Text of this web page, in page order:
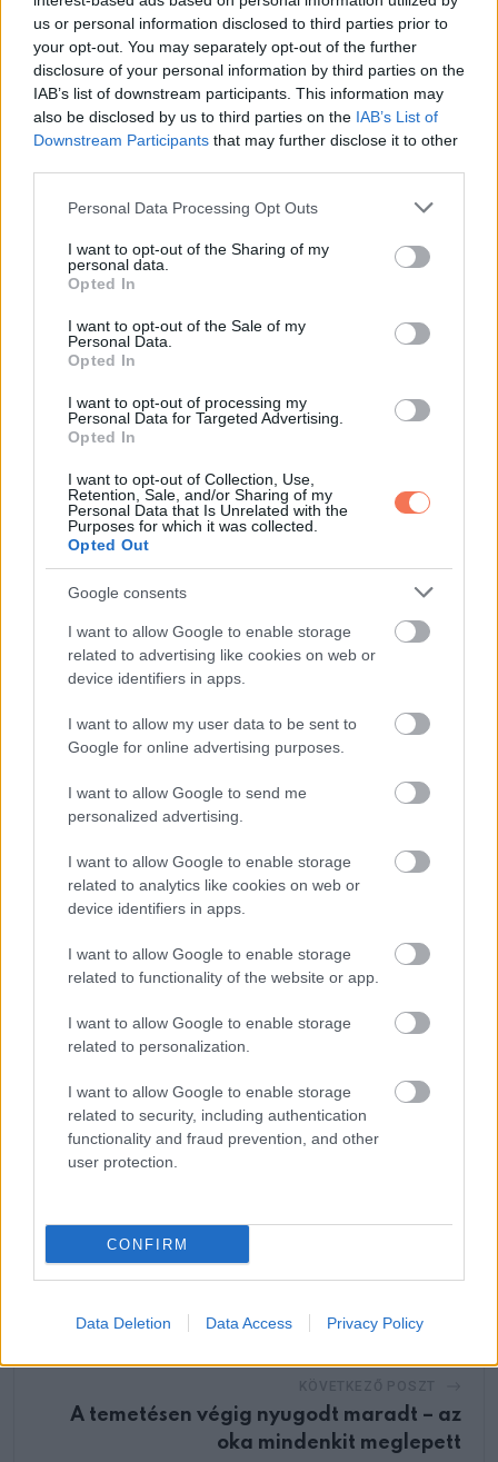
us or personal information disclosed to third parties prior to
your opt-out. You may separately opt-out of the further
disclosure of your personal information by third parties on the
IAB’s list of downstream participants. This information may
also be disclosed by us to third parties on the IAB’s List of
Downstream Participants that may further disclose it to other
Please note that this website/app uses one or more Google
not limited to your visit or usage behaviour. You may click to
grant or deny consent to Google and its third-party tags to
use your data for below specified purposes in below Google
consent section.
Personal Data Processing Opt Outs
I want to opt-out of the Sharing of my
personal data.
Opted In
I want to opt-out of the Sale of my
Personal Data.
Opted In
I want to opt-out of processing my
Personal Data for Targeted Advertising.
Opted In
I want to opt-out of Collection, Use,
Retention, Sale, and/or Sharing of my
Personal Data that Is Unrelated with the
Purposes for which it was collected.
Opted Out
Google consents
I want to allow Google to enable storage
related to advertising like cookies on web or
device identifiers in apps.
I want to allow my user data to be sent to
Google for online advertising purposes.
I want to allow Google to send me
personalized advertising.
I want to allow Google to enable storage
related to analytics like cookies on web or
device identifiers in apps.
I want to allow Google to enable storage
related to functionality of the website or app.
I want to allow Google to enable storage
related to personalization.
I want to allow Google to enable storage
related to security, including authentication
functionality and fraud prevention, and other
user protection.
CONFIRM
Data Deletion Data Access Privacy Policy
Legyen szó személyes tervekről, munkáról vagy egy
szívhez közel álló tevékenységről, az irányt ad a
mindennapoknak. Aki tudja, mi fontos neki, az több
Ez a fajta céltudatosság gyakran erősebben hat, mint
bármilyen külső benyomás.
Ma, amikor a régi szépségideálokat egyre többen
kérdőjelezik meg, a vonzerőről is tágabb kép alakul ki. Már
nem csak a külső számít, hanem az is, mennyire van
összhangban valaki önmagával. Az a nő, aki ismeri magát,
tiszteli a saját útját, és nyitott a fejlődésre, nem veszít a
vonzerejéből az évek során, hanem új formát ad neki.
erősebb és őszintébb lesz. Nem a trendek alakítják, hanem
világnak.
Oszd meg ezt a posztot:
WhatsappRedditShare
ELŐZŐ POSZT
„Diana hercegnőre emlékeztetett”:
4 éves kislányáról, Lilibetről
A temetésen végig nyugodt maradt – az
oka mindenkit meglepett